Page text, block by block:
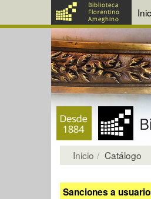
Inicio Catálogo
Sanciones a